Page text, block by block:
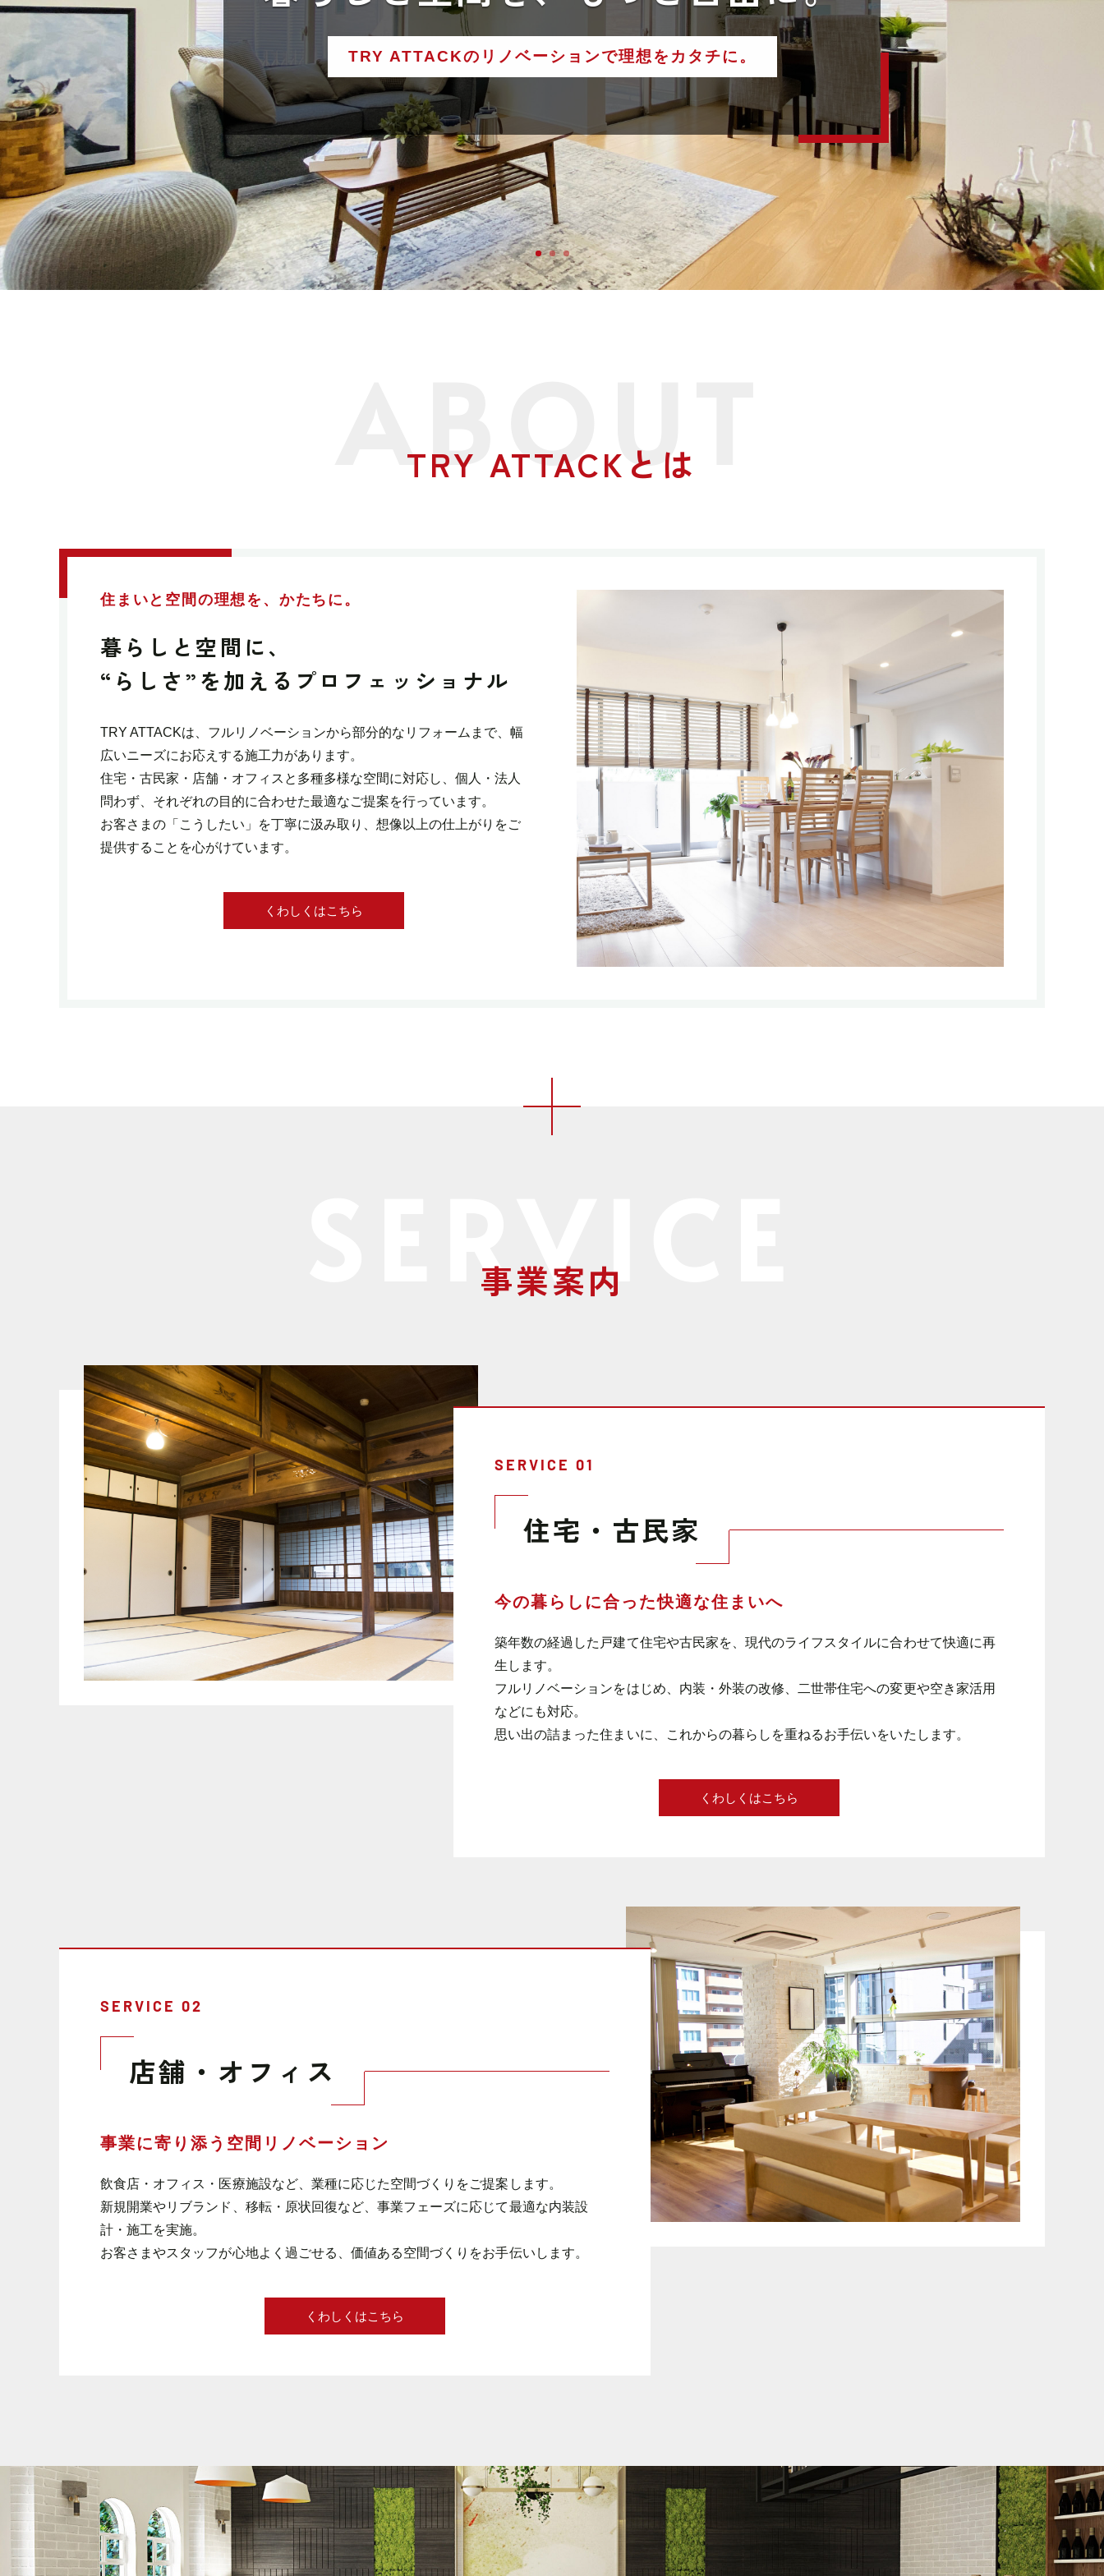
TRY ATTACKの リノベーションで理想をカタチに。
住み継ぐ家に、新しい暮らしを。
今の暮らしに合った快適な住まいへリノベーション。
TRY ATTACKとは
住まいと空間の理想を、かたちに。
暮らしと空間に、
“らしさ”を加える プロフェッショナル
TRY ATTACKは、フルリノベーションから部分的なリフォームまで、幅
広いニーズにお応えする施工力があります。
住宅・古民家・店舗・オフィスと多種多様な空間に対応し、個人・法人
問わず、それぞれの目的に合わせた最適なご提案を行っています。
お客さまの「こうしたい」を丁寧に汲み取り、想像以上の仕上がりをご
提供することを心がけています。
くわしくはこちら
事業案内
SERVICE 01
住宅・古民家
今の暮らしに合った快適な住まいへ
築年数の経過した戸建て住宅や古民家を、現代のライフスタイルに合わせて快適に再
生します。
フルリノベーションをはじめ、内装・外装の改修、二世帯住宅への変更や空き家活用
などにも対応。
思い出の詰まった住まいに、これからの暮らしを重ねるお手伝いをいたします。
くわしくはこちら
SERVICE 02
店舗・オフィス
事業に寄り添う 空間リノベーション
飲食店・オフィス・医療施設など、業種に応じた空間づくりをご提案します。
新規開業やリブランド、移転・原状回復など、事業フェーズに応じて最適な内装設
計・施工を実施。
お客さまやスタッフが心地よく過ごせる、価値ある空間づくりをお手伝いします。
くわしくはこちら